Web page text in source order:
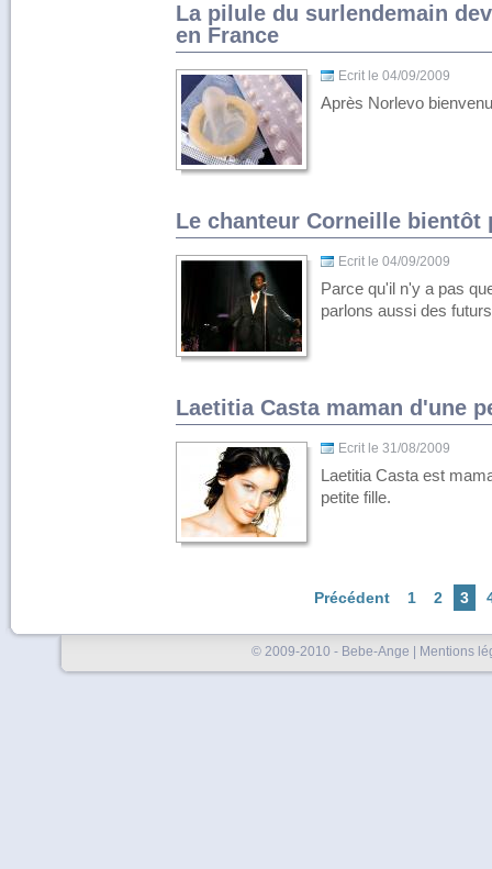
La pilule du surlendemain
en France
Ecrit le 04/09/2009
Après Norlevo
Le chanteur Corneille bientôt
Ecrit le 04/09/2009
Parce qu'il n'y a pas
parlons aussi des
Laetitia Casta maman d'une
Ecrit le 31/08/2009
Laetitia Casta est
petite fille.
Précédent 1 2 3
© 2009-2010 - Bebe-Ange | Mentions